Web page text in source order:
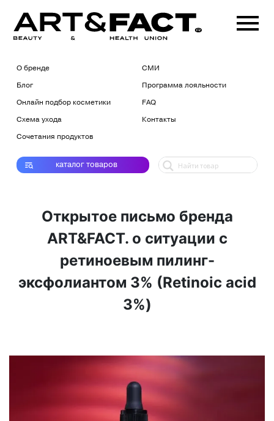
О бренде
Блог
Онлайн подбор косметики
Схема ухода
Сочетания продуктов
СМИ
Программа лояльности
FAQ
Контакты
каталогтоваров
Открытое письмо бренда
ART&FACT. о ситуации с
ретиноевым пилинг-
эксфолиантом 3% (Retinoic acid
3%)